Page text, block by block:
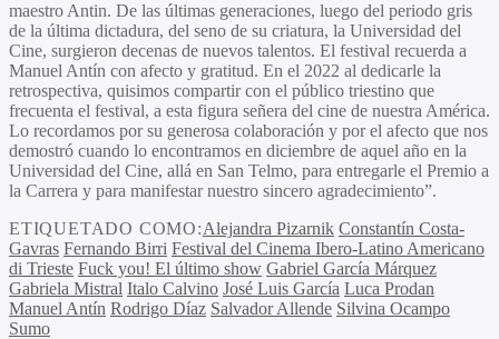
maestro Antin. De las últimas generaciones, luego del periodo gris
de la última dictadura, del seno de su criatura, la Universidad del
Cine, surgieron decenas de nuevos talentos. El festival recuerda a
Manuel Antín con afecto y gratitud. En el 2022 al dedicarle la
retrospectiva, quisimos compartir con el público triestino que
frecuenta el festival, a esta figura señera del cine de nuestra América.
Lo recordamos por su generosa colaboración y por el afecto que nos
demostró cuando lo encontramos en diciembre de aquel año en la
Universidad del Cine, allá en San Telmo, para entregarle el Premio a
la Carrera y para manifestar nuestro sincero agradecimiento”.
ETIQUETADO COMO:Alejandra Pizarnik Constantín Costa-
Gavras Fernando Birri Festival del Cinema Ibero-Latino Americano
di Trieste Fuck you! El último show Gabriel García Márquez
Gabriela Mistral Italo Calvino José Luis García Luca Prodan
Manuel Antín Rodrigo Díaz Salvador Allende Silvina Ocampo
Sumo